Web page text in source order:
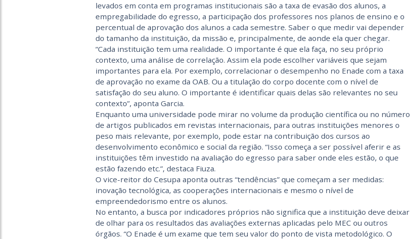
levados em conta em programas institucionais são a taxa de evasão dos alunos, a
empregabilidade do egresso, a participação dos professores nos planos de ensino e o
percentual de aprovação dos alunos a cada semestre. Saber o que medir vai depender
do tamanho da instituição, da missão e, principalmente, de aonde ela quer chegar.
“Cada instituição tem uma realidade. O importante é que ela faça, no seu próprio
contexto, uma análise de correlação. Assim ela pode escolher variáveis que sejam
importantes para ela. Por exemplo, correlacionar o desempenho no Enade com a taxa
de aprovação no exame da OAB. Ou a titulação do corpo docente com o nível de
satisfação do seu aluno. O importante é identificar quais delas são relevantes no seu
contexto”, aponta Garcia.
Enquanto uma universidade pode mirar no volume da produção científica ou no número
de artigos publicados em revistas internacionais, para outras instituições menores o
peso mais relevante, por exemplo, pode estar na contribuição dos cursos ao
desenvolvimento econômico e social da região. “Isso começa a ser possível aferir e as
instituições têm investido na avaliação do egresso para saber onde eles estão, o que
estão fazendo etc.”, destaca Fiuza.
O vice-reitor do Cesupa aponta outras “tendências” que começam a ser medidas:
inovação tecnológica, as cooperações internacionais e mesmo o nível de
empreendedorismo entre os alunos.
No entanto, a busca por indicadores próprios não significa que a instituição deve deixar
de olhar para os resultados das avaliações externas aplicadas pelo MEC ou outros
órgãos. “O Enade é um exame que tem seu valor do ponto de vista metodológico. O